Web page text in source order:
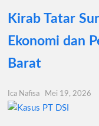
Kirab Tatar
Ekonomi dan
Barat
Ica Nafisa Mei 19, 2026